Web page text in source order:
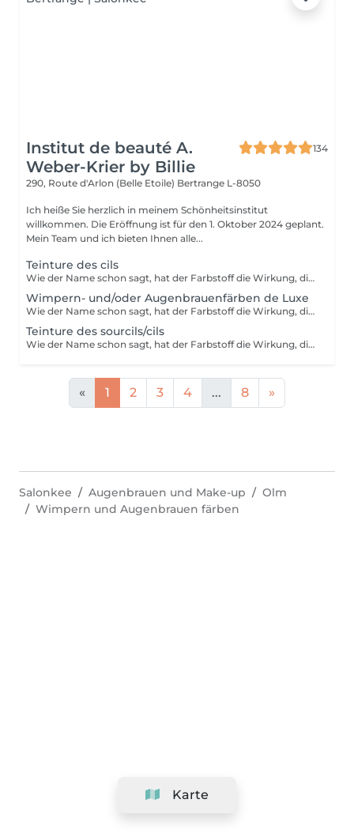
Institut de beauté A.
Weber-Krier by Billie
134
290, Route d'Arlon (Belle Etoile) Bertrange L-8050
Ich heiße Sie herzlich in meinem Schönheitsinstitut
willkommen. Die Eröffnung ist für den 1. Oktober 2024 geplant.
Mein Team und ich bieten Ihnen alle...
Teinture des cils
Wie der Name schon sagt, hat der Farbstoff die Wirkung, die Wimpern oder Augenbrauen zu färben und sie sehr leicht zu beschichten. Ideal für Menschen mit hellen Wimpern oder Augenbrauen, die dunklere Wimpern oder Augenbrauen (schwarz, braun, braun usw.) mit oder ohne Wimperntusche wünschen.
Wimpern- und/oder Augenbrauenfärben de Luxe
Wie der Name schon sagt, hat der Farbstoff die Wirkung, die Wimpern oder Augenbrauen zu färben und sie sehr leicht zu beschichten. Ideal für Menschen mit hellen Wimpern oder Augenbrauen, die dunklere Wimpern oder Augenbrauen (schwarz, braun, braun usw.) mit oder ohne Wimperntusche wünschen. Wimpern-und Augenbrauenfärben mit Augen-Gelpads zum Auflegen auf die Augenpartie gegen Fältchen oder Augenringe und Schwellungen. Die Inhaltsstoffe haben eine entschlackende und feuchtigkeitsspendende Wirkung und besitzen die Eigenschaft, Stauungen vorzubeugen.
Teinture des sourcils/cils
Wie der Name schon sagt, hat der Farbstoff die Wirkung, die Wimpern oder Augenbrauen zu färben und sie sehr leicht zu beschichten. Ideal für Menschen mit hellen Wimpern oder Augenbrauen, die dunklere Wimpern oder Augenbrauen (schwarz, braun, braun usw.) mit oder ohne Wimperntusche wünschen.
« 1 2 3 4 ... 8 »
Karte
Salonkee Augenbrauen und Make-up
Olm
Wimpern und Augenbrauen färben